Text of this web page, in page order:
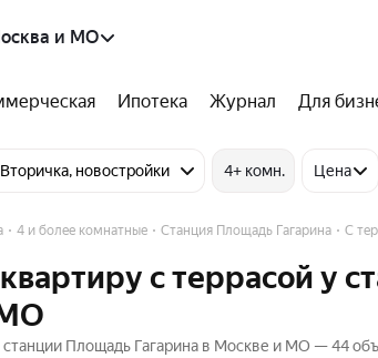
и МО
Ипотека Журнал Для
Вторичка, новостройки 4+ комн. Цена
4 и более комнатные Станция Площадь Гагарина С
с террасой у
МО
Площадь Гагарина в Москве и МО — 44